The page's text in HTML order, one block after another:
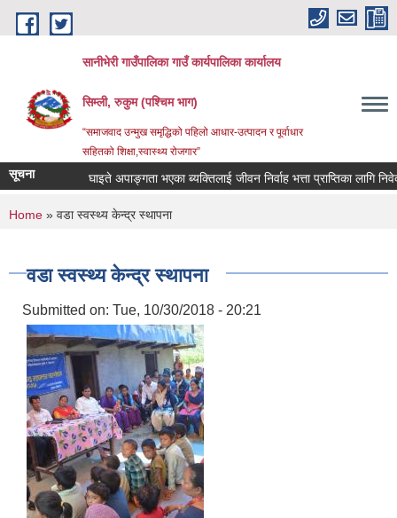
Skip to main content
सानीभेरी गाउँपालिका गाउँ कार्यपालिका कार्यालय
सिम्ली, रुकुम (पश्चिम भाग)
“समाजवाद उन्मुख समृद्धिको पहिलो आधार-उत्पादन र पूर्वाधार
सहितको शिक्षा,स्वास्थ्य रोजगार”
सूचना घाइते अपाङ्गता भएका ब्यक्तिलाई जीवन निर्वाह भत्ता प्राप्तिका लागि निवेदन
You are here
Home » वडा स्वस्थ्य केन्द्र स्थापना
वडा स्वस्थ्य केन्द्र स्थापना
Submitted on: Tue, 10/30/2018 - 20:21